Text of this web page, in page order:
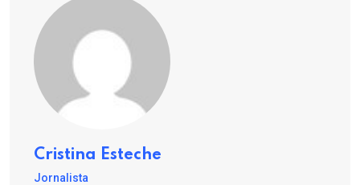
Cristina Esteche
Jornalista